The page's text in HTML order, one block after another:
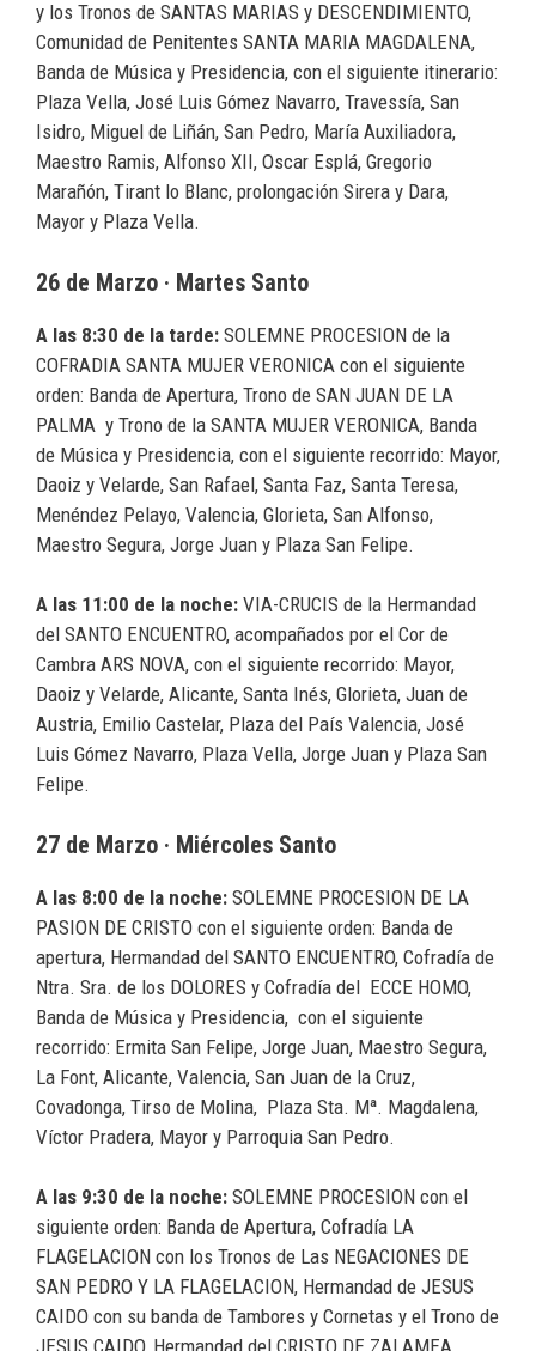
y los Tronos de SANTAS MARIAS y DESCENDIMIENTO,
Comunidad de Penitentes SANTA MARIA MAGDALENA,
Banda de Música y Presidencia, con el siguiente itinerario:
Plaza Vella, José Luis Gómez Navarro, Travessía, San
Isidro, Miguel de Liñán, San Pedro, María Auxiliadora,
Maestro Ramis, Alfonso XII, Oscar Esplá, Gregorio
Marañón, Tirant lo Blanc, prolongación Sirera y Dara,
Mayor y Plaza Vella.
26 de Marzo · Martes Santo
A las 8:30 de la tarde: SOLEMNE PROCESION de la
COFRADIA SANTA MUJER VERONICA con el siguiente
orden: Banda de Apertura, Trono de SAN JUAN DE LA
PALMA y Trono de la SANTA MUJER VERONICA, Banda
de Música y Presidencia, con el siguiente recorrido: Mayor,
Daoiz y Velarde, San Rafael, Santa Faz, Santa Teresa,
Menéndez Pelayo, Valencia, Glorieta, San Alfonso,
Maestro Segura, Jorge Juan y Plaza San Felipe.
A las 11:00 de la noche: VIA-CRUCIS de la Hermandad
del SANTO ENCUENTRO, acompañados por el Cor de
Cambra ARS NOVA, con el siguiente recorrido: Mayor,
Daoiz y Velarde, Alicante, Santa Inés, Glorieta, Juan de
Austria, Emilio Castelar, Plaza del País Valencia, José
Luis Gómez Navarro, Plaza Vella, Jorge Juan y Plaza San
Felipe.
27 de Marzo · Miércoles Santo
A las 8:00 de la noche: SOLEMNE PROCESION DE LA
PASION DE CRISTO con el siguiente orden: Banda de
apertura, Hermandad del SANTO ENCUENTRO, Cofradía de
Ntra. Sra. de los DOLORES y Cofradía del ECCE HOMO,
Banda de Música y Presidencia, con el siguiente
recorrido: Ermita San Felipe, Jorge Juan, Maestro Segura,
La Font, Alicante, Valencia, San Juan de la Cruz,
Covadonga, Tirso de Molina, Plaza Sta. Mª. Magdalena,
Víctor Pradera, Mayor y Parroquia San Pedro.
A las 9:30 de la noche: SOLEMNE PROCESION con el
siguiente orden: Banda de Apertura, Cofradía LA
FLAGELACION con los Tronos de Las NEGACIONES DE
SAN PEDRO Y LA FLAGELACION, Hermandad de JESUS
CAIDO con su banda de Tambores y Cornetas y el Trono de
JESUS CAIDO, Hermandad del CRISTO DE ZALAMEA,